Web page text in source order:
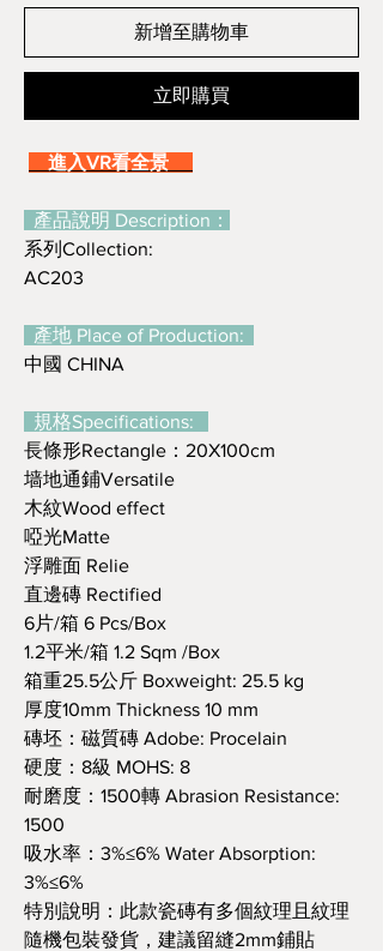
新增至購物車
立即購買
進入VR看全景
產品說明 Description：
系列Collection:
AC203
產地 Place of Production:
中國 CHINA
規格Specifications:
長條形Rectangle：20X100cm
墙地通鋪Versatile
木紋Wood effect
啞光Matte
浮雕面 Relie
直邊磚 Rectified
6片/箱 6 Pcs/Box
1.2平米/箱 1.2 Sqm /Box
箱重25.5公斤 Boxweight: 25.5 kg
厚度10mm Thickness 10 mm
磚坯：磁質磚 Adobe: Procelain
硬度：8級 MOHS: 8
耐磨度：1500轉 Abrasion Resistance:
1500
吸水率：3%≤6% Water Absorption:
3%≤6%
特別說明：此款瓷磚有多個紋理且紋理
隨機包裝發貨，建議留縫2mm鋪貼